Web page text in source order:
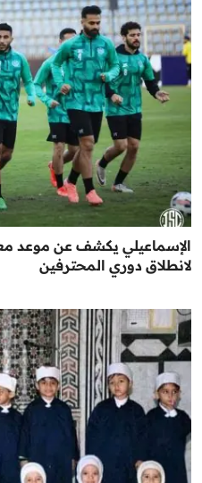
الإسماعيلي يكشف عن موعد
لانطلاق دوري المحترفين